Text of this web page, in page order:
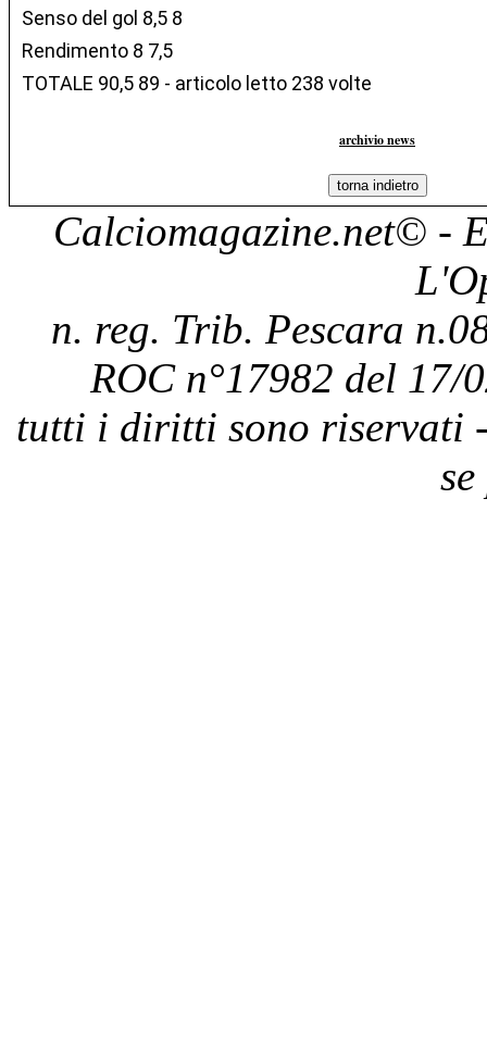
Senso del gol 8,5 8
Rendimento 8 7,5
TOTALE 90,5 89 - articolo letto 238 volte
archivio news
Calciomagazine.net© -
n. reg. Trib. Pescara
ROC n°17982 del 17/
tutti i diritti sono riservati